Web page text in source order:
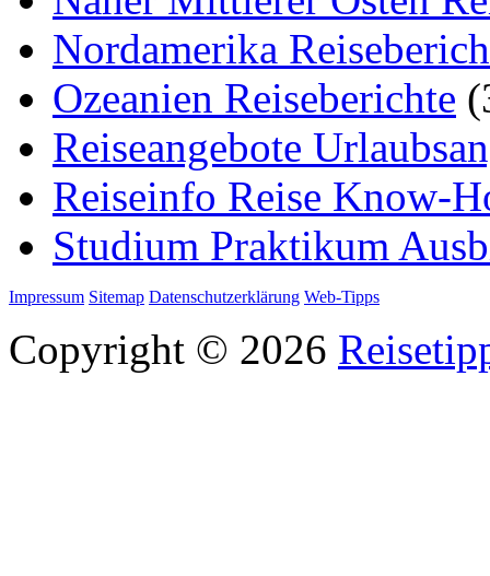
Nordamerika
Ozeanien Reiseberichte
Reiseangebote
Reiseinfo Reise Know-
Studium Praktikum
Impressum Sitemap Datenschutzerklärung Web-Tipps
Copyright © 2026